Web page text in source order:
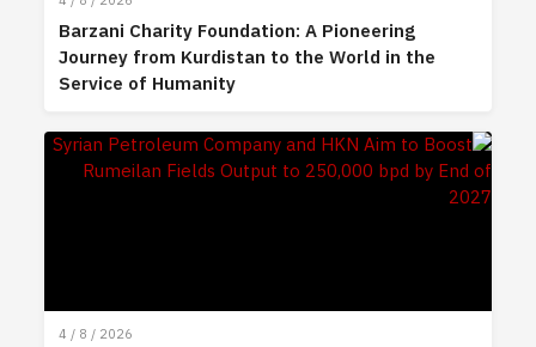
Barzani Charity Foundation: A Pioneering
Journey from Kurdistan to the World in the
Service of Humanity
4 / 8 / 2026